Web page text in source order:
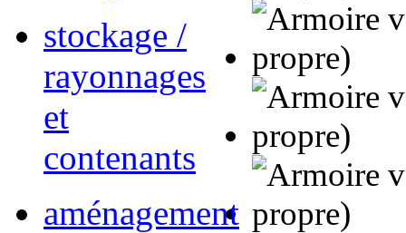
stockage /
rayonnages
et
contenants
aménagement